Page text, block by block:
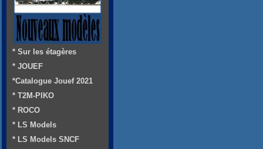
* Sur les étagères
* JOUEF
*Catalogue Jouef 2021
* T2M-PIKO
* ROCO
* LS Models
* LS Models SNCF